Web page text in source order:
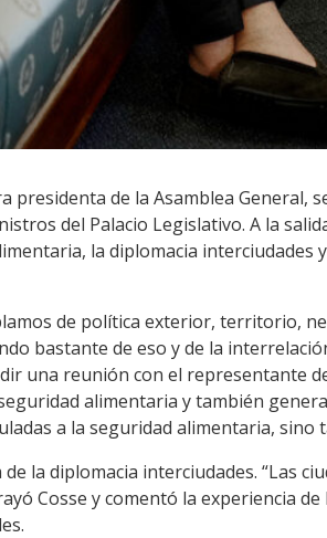
presidenta de la Asamblea General,
del Palacio Legislativo. A la
la diplomacia interciudades
de política exterior, territorio,
bastante de eso y de la
una reunión con el representante
alimentaria y también
a la seguridad alimentaria, sino
la diplomacia interciudades. “Las
Cosse y comentó la experiencia